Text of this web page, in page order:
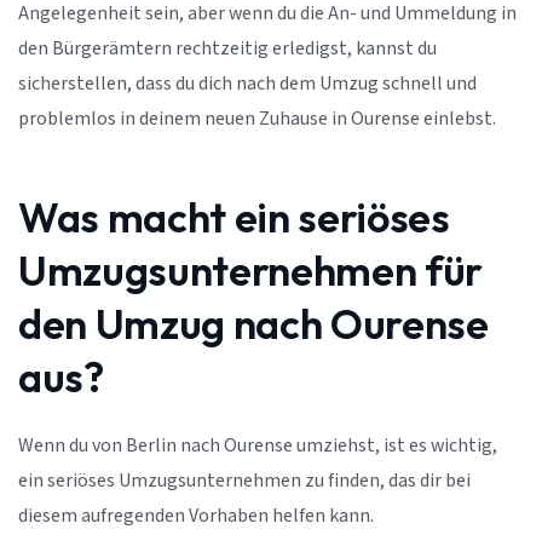
Angelegenheit sein, aber wenn du die An- und Ummeldung in
den Bürgerämtern rechtzeitig erledigst, kannst du
sicherstellen, dass du dich nach dem Umzug schnell und
problemlos in deinem neuen Zuhause in Ourense einlebst.
Was macht ein seriöses
Umzugsunternehmen für
den Umzug nach Ourense
aus?
Wenn du von Berlin nach Ourense umziehst, ist es wichtig,
ein seriöses Umzugsunternehmen zu finden, das dir bei
diesem aufregenden Vorhaben helfen kann.